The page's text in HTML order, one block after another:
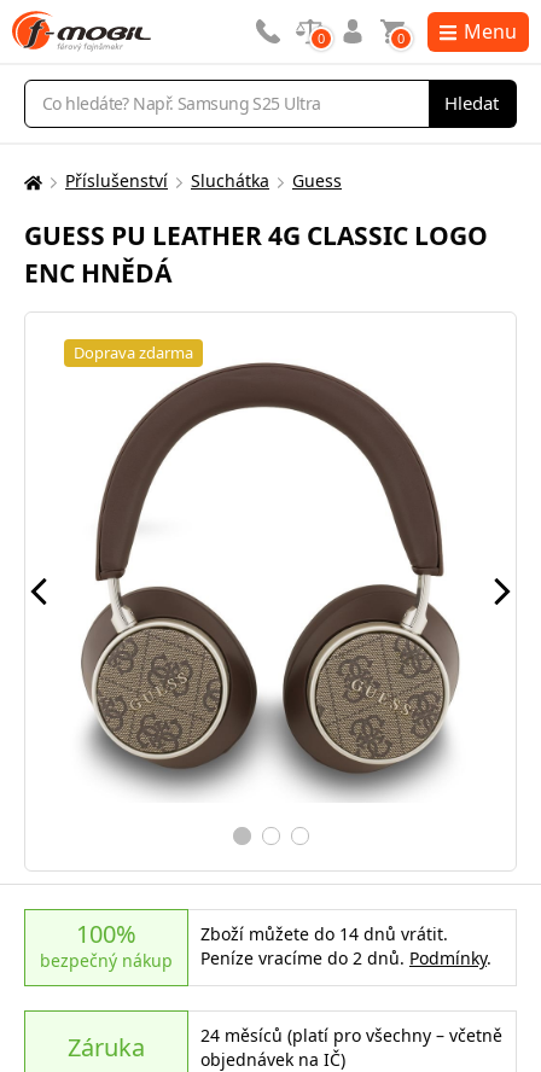
Vyhledávání
Hledat
0 0 Menu
Zde
nacházíte:
Příslušenství Sluchátka Guess
GUESS PU LEATHER 4G CLASSIC LOGO
ENC HNĚDÁ
Doprava zdarma
100%
bezpečný nákup
Zboží můžete do 14 dnů vrátit.
Peníze vracíme do 2 dnů. Podmínky.
Záruka
24 měsíců (platí pro všechny – včetně
objednávek na IČ)